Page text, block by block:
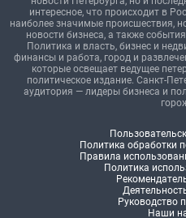
интересное, что происходит в
наиболее значимые происшествия,
новости бизнеса, а также
Политика и власть, бизнес и
финансы и работа, город и
которые освещает ведущее
политическое издание. Санкт-
аудитория — лидеры бизнеса и
Политика обработки
Правила
Политика
Руководство
Наши